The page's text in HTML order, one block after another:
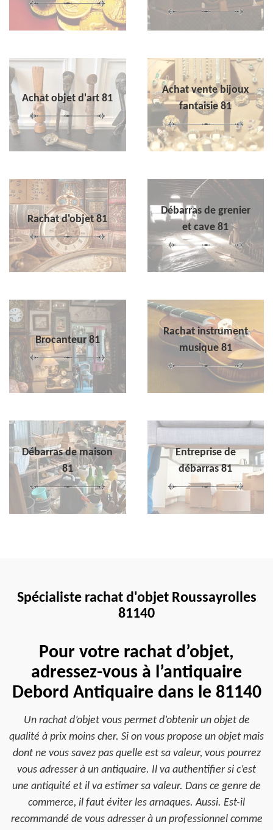
Achat objet d'art 81
Achat vente bijoux
fantaisie 81
Rachat d'objet 81
Débarras de grenier
et cave 81
Brocanteur 81
Rachat instrument
musique 81
Débarras de maison
81
Entreprise de
débarras 81
Spécialiste rachat d'objet Roussayrolles
81140
Pour votre rachat d’objet,
adressez-vous à l’antiquaire
Debord Antiquaire dans le 81140
Un rachat d’objet vous permet d’obtenir un objet de
qualité à prix moins cher. Si on vous propose un objet mais
dont ne vous savez pas quelle est sa valeur, vous pourrez
vous adresser à un antiquaire. Il va authentifier si c’est
une antiquité et il va estimer sa valeur. Dans ce genre de
commerce, il faut éviter les arnaques. Aussi. Est-il
recommandé de vous adresser à un professionnel comme